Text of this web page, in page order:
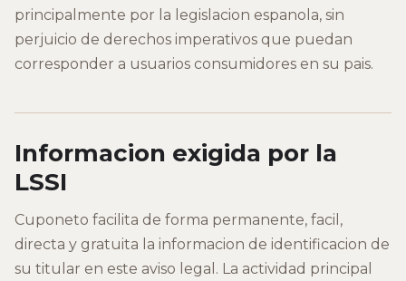
principalmente por la legislacion espanola, sin
perjuicio de derechos imperativos que puedan
corresponder a usuarios consumidores en su pais.
Informacion exigida por la
LSSI
Cuponeto facilita de forma permanente, facil,
directa y gratuita la informacion de identificacion de
su titular en este aviso legal. La actividad principal